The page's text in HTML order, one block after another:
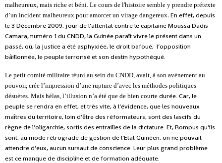
malheureux, mais riche et béni. Le cours de l'histoire semble y prendre prétexte
d’un incident malheureux pouramorcerun virage dangereux.En effet, depuis
le 3 Décembre 2009, jour de l’attentat contre le capitaine Moussa Dadis
Camara, numéro 1 du CNDD, la Guinée paraît vivre le présent dans un
passé, où, la justice a été asphyxiée, le droit bafoué, l’opposition
bâillonnée, le peuple terrorisé et son destin hypothéqué.
Le petit comité militaire réuni au sein du CNDD, avait, à son avènement au
pouvoir, crée l’impression d’une rupture d’avec les méthodes politiques
désuètes. Mais hélas, l’illusion n’a été que de bien courte durée. Car,le
peuple se rendra en effet, ettrès vite, à l’évidence, que les nouveaux
maîtres du territoire, loin d’être des réformateurs, sont des lascifs du
règne de l’oligarchie, sortis des entrailles de la dictature. Et, Rompus qu’ils
sont, au mode rétrograde de gestion de l’Etat Guinéen, on ne pouvait
attendre d’eux, aucun sursaut de conscience. Leur plus grand problème
est ce manque de discipline et de formation adéquate.